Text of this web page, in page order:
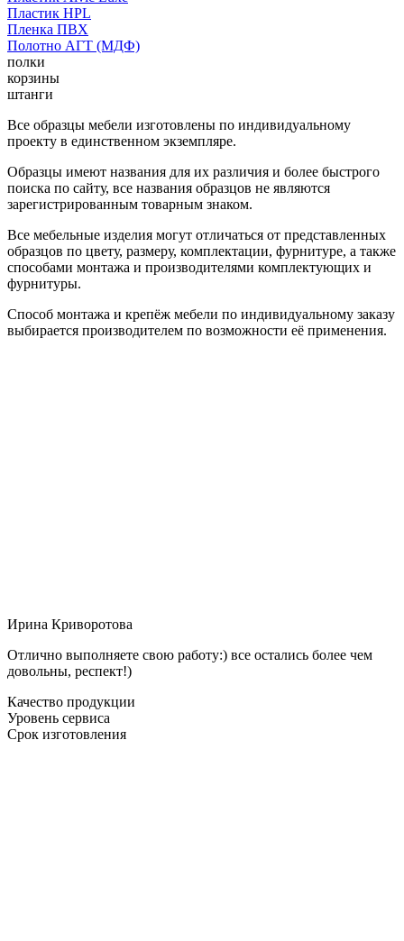
Пластик HPL
Пленка ПВХ
Полотно АГТ (МДФ)
полки
корзины
штанги
Все образцы мебели изготовлены по индивидуальному
проекту в единственном экземпляре.
Образцы имеют названия для их различия и более быстрого
поиска по сайту, все названия образцов не являются
зарегистрированным товарным знаком.
Все мебельные изделия могут отличаться от представленных
образцов по цвету, размеру, комплектации, фурнитуре, а также
способами монтажа и производителями комплектующих и
фурнитуры.
Способ монтажа и крепёж мебели по индивидуальному заказу
выбирается производителем по возможности её применения.
Ирина Криворотова
Отлично выполняете свою работу:) все остались более чем
довольны, респект!)
Качество продукции
Уровень сервиса
Срок изготовления